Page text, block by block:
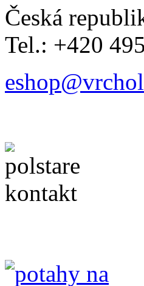
Česká
Tel.: +420